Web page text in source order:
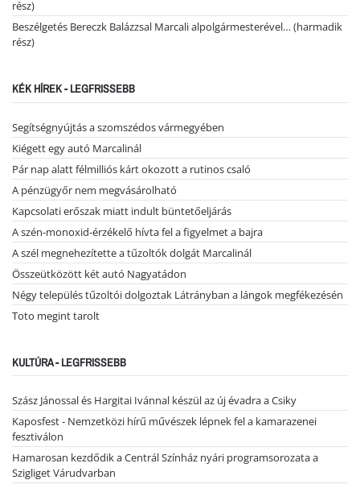
rész)
Beszélgetés Bereczk Balázzsal Marcali alpolgármesterével… (harmadik
rész)
KÉK HÍREK - LEGFRISSEBB
Segítségnyújtás a szomszédos vármegyében
Kiégett egy autó Marcalinál
Pár nap alatt félmilliós kárt okozott a rutinos csaló
A pénzügyőr nem megvásárolható
Kapcsolati erőszak miatt indult büntetőeljárás
A szén-monoxid-érzékelő hívta fel a figyelmet a bajra
A szél megnehezítette a tűzoltók dolgát Marcalinál
Összeütközött két autó Nagyatádon
Négy település tűzoltói dolgoztak Látrányban a lángok megfékezésén
Toto megint tarolt
KULTÚRA - LEGFRISSEBB
Szász Jánossal és Hargitai Ivánnal készül az új évadra a Csiky
Kaposfest - Nemzetközi hírű művészek lépnek fel a kamarazenei
fesztiválon
Hamarosan kezdődik a Centrál Színház nyári programsorozata a
Szigliget Várudvarban